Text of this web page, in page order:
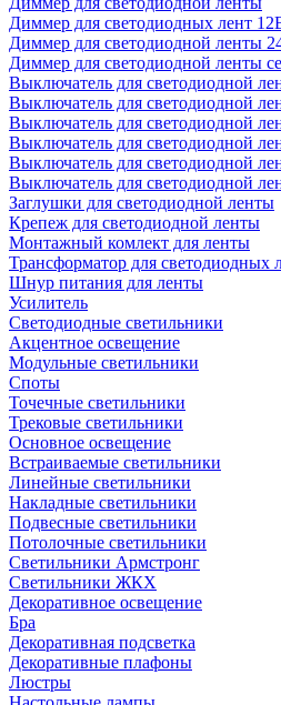
Диммер для светодиодных лент
Диммер для светодиодной ленты
Диммер для светодиодной ленты
Выключатель для светодиодной
Выключатель для светодиодной
Выключатель для светодиодной
Выключатель для светодиодной
Выключатель для светодиодной
Выключатель для светодиодной
Заглушки для светодиодной ленты
Крепеж для светодиодной ленты
Монтажный комлект для ленты
Трансформатор для светодиодных
Шнур питания для ленты
Усилитель
Светодиодные светильники
Акцентное освещение
Модульные светильники
Споты
Точечные светильники
Трековые светильники
Основное освещение
Встраиваемые светильники
Линейные светильники
Накладные светильники
Подвесные светильники
Потолочные светильники
Светильники Армстронг
Светильники ЖКХ
Декоративное освещение
Бра
Декоративная подсветка
Декоративные плафоны
Люстры